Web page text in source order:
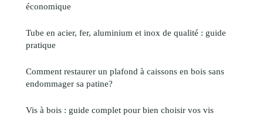
économique
Tube en acier, fer, aluminium et inox de qualité : guide
pratique
Comment restaurer un plafond à caissons en bois sans
endommager sa patine?
Vis à bois : guide complet pour bien choisir vos vis